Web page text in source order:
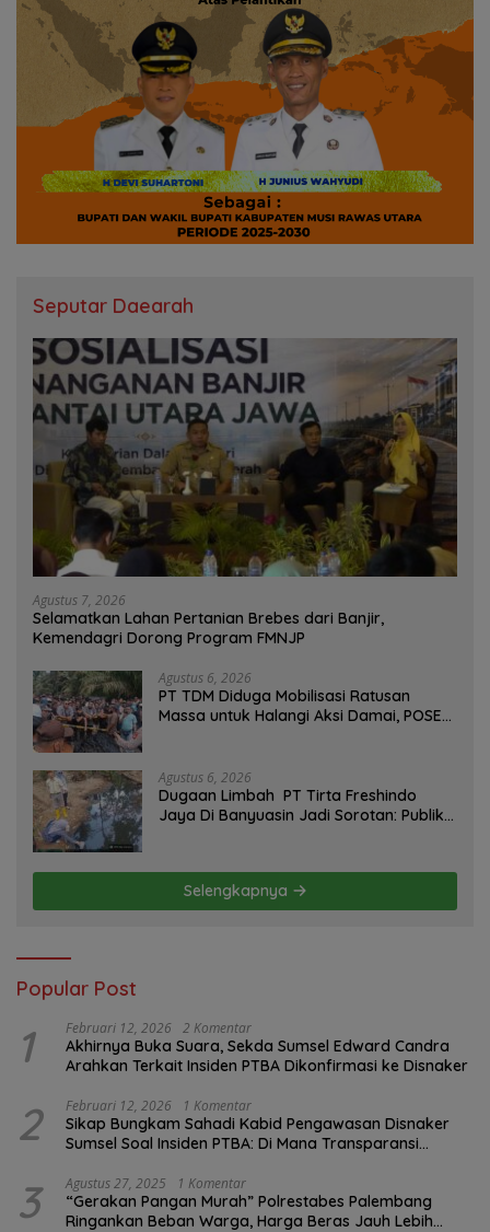
Seputar Daearah
Agustus 7, 2026
Selamatkan Lahan Pertanian Brebes dari Banjir,
Kemendagri Dorong Program FMNJP
Agustus 6, 2026
PT TDM Diduga Mobilisasi Ratusan
Massa untuk Halangi Aksi Damai, POSE
Agustus 6, 2026
Dugaan Limbah PT Tirta Freshindo
Jaya Di Banyuasin Jadi Sorotan: Publik
Selengkapnya
Popular Post
1 Februari 12, 2026 2 Komentar
Akhirnya Buka Suara, Sekda Sumsel Edward Candra
Arahkan Terkait Insiden PTBA Dikonfirmasi ke Disnaker
2 Februari 12, 2026 1 Komentar
Sikap Bungkam Sahadi Kabid Pengawasan Disnaker
Sumsel Soal Insiden PTBA: Di Mana Transparansi
3 Agustus 27, 2025 1 Komentar
“Gerakan Pangan Murah” Polrestabes Palembang
Ringankan Beban Warga, Harga Beras Jauh Lebih